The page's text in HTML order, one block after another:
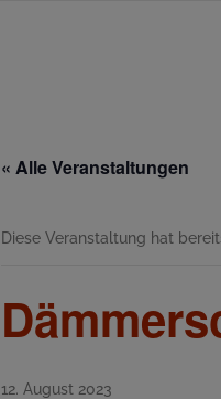
« Alle Veranstaltungen
Diese Veranstaltung hat
12. August 2023